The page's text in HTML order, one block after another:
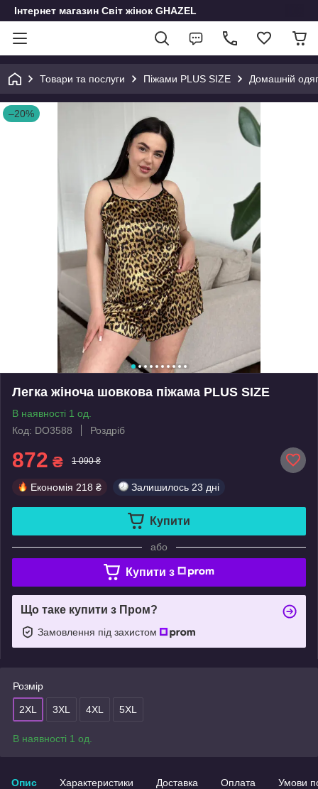
Інтернет магазин Світ жінок GHAZEL
Товари та послуги Піжами PLUS SIZE Домашній
–20%
Легка жіноча шовкова піжама PLUS SIZE
В наявності 1 од.
Код: DO3588
Роздріб
872 ₴ 1 090 ₴
Економія 218 ₴ Залишилось 23 дні
Купити
або
Купити з
Що таке купити з Пром?
Замовлення під захистом
Розмір
2XL 3XL 4XL 5XL
В наявності 1 од.
Опис Характеристики Доставка Оплата Умови